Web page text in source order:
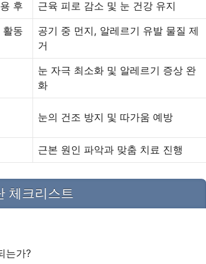
후 근육 피로 감소 및 눈 건강 유지
활동
공기 중 먼지, 알레르기 유발 물질 제
거
눈 자극 최소화 및 알레르기 증상 완
화
눈의 건조 방지 및 따가움 예방
근본 원인 파악과 맞춤 치료 진행
체크리스트
는가?